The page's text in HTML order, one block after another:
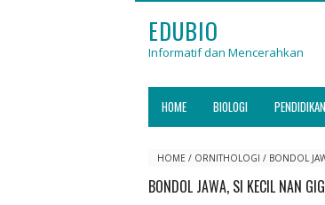
EDUBIO
Informatif dan Mencerahkan
HOME BIOLOGI PENDIDIKAN
HOME / ORNITHOLOGI / BONDOL
BONDOL JAWA, SI KECIL NAN